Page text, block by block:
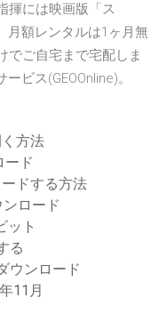
揮には映画版「ス
月額レンタルは1ヶ月無
でご自宅まで宅配しま
ビス(GEOOnline)。
方法
ード
ドする方法
ロード
ット
る
ウンロード
11月